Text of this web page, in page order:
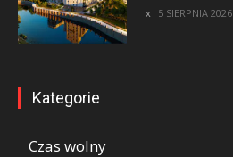
5 SIERPNIA 2026
Kategorie
Czas wolny